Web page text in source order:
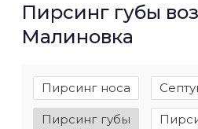
Пирсинг губы
Малиновка
Пирсинг носа
Пирсинг губы